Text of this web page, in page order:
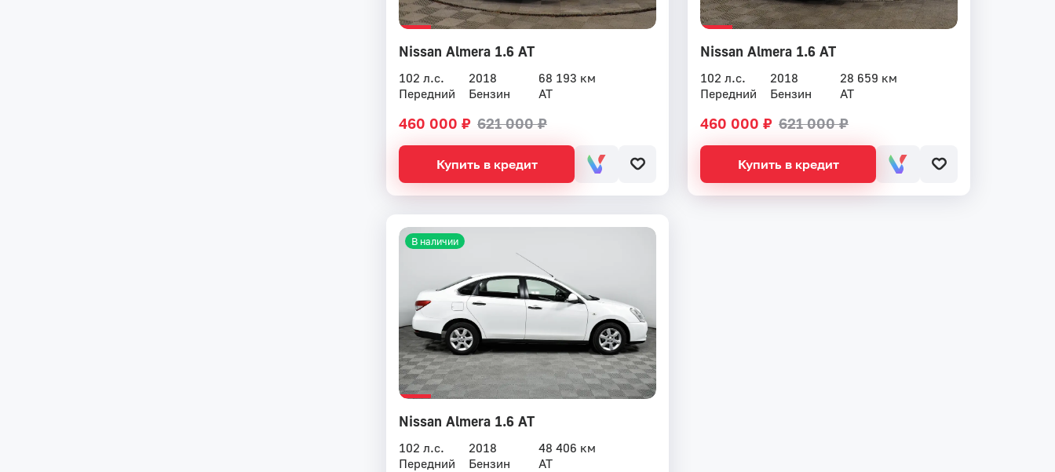
Nissan Almera 1.6 AT
102 л.с. 2018
68 193 км
Передний
Бензин AT
460 000 ₽ 621 000 ₽
Купить в кредит
Nissan Almera 1.6 AT
102 л.с. 2018
28 659 км
Передний
Бензин AT
460 000 ₽ 621 000 ₽
Купить в кредит
Nissan Almera 1.6 AT
102 л.с. 2018
48 406 км
Передний
Бензин AT
В наличии